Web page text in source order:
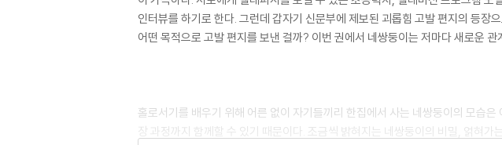
인터뷰를 하기로 한다. 그런데 갑자기 신문부에 제보된 괴롭힘 고발 편지의 등
어떤 목적으로 고발 편지를 보낸 걸까? 이번 권에서 네쌍둥이는 저마다 새로운 관
홀로서기를 배우기 위해 어른 없이 자기들끼리 한집에서 사는 네쌍둥이의 모습
장 과정까지 함께할 수 있기 때문이다. 조금씩 밝혀지는 네쌍둥이의 비밀, 얽혀